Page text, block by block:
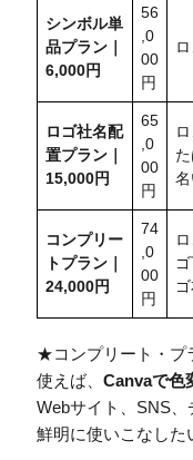
シンボル単
品プラン｜
6,000円
56
,0
00
円
ロゴ社名配
置プラン｜
15,000円
65
,0
00
円
コンプリー
トプラン｜
24,000円
74
,0
00
円
★コンプリート・プ
使えば、 Canvaで色
Webサイト、SNS
鮮明に使いこなした